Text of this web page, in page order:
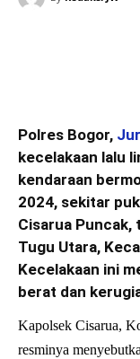
Polres Bogor,
kecelakaan lalu
kendaraan
2024, sekitar
Cisarua Puncak,
Tugu Utara,
Kecelakaan ini
berat dan
Kapolsek Cisarua,
resminya